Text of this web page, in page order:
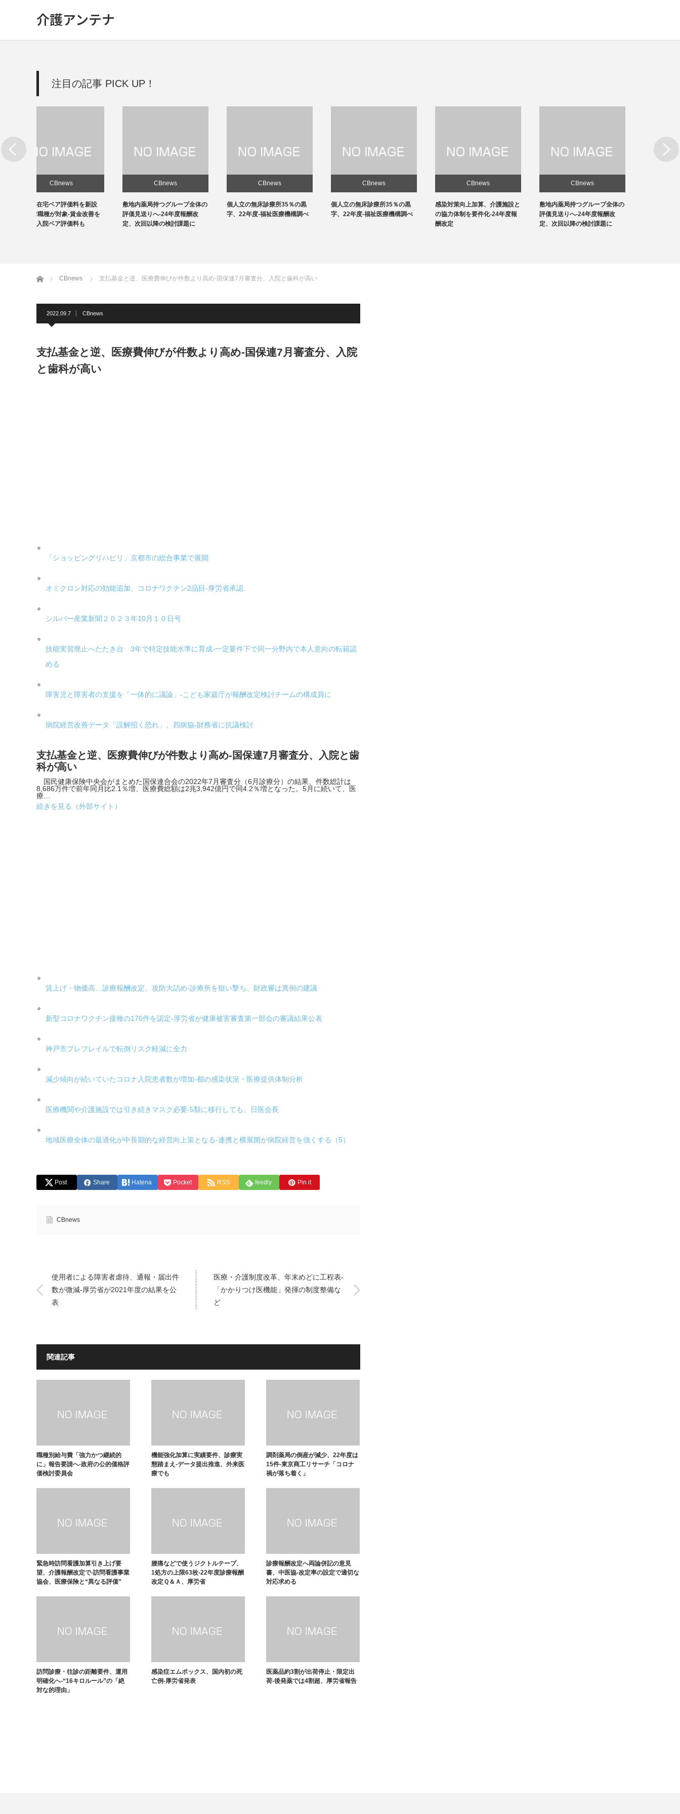
介護アンテナ
注目の記事 PICK UP！
CBnews
敷地内薬局持つグループ全体の
評価見送りへ-24年度報酬改
定、次回以降の検討課題に
CBnews
個人立の無床診療所35％の黒
字、22年度-福祉医療機構調べ
CBnews
個人立の無床診療所35％の黒
字、22年度-福祉医療機構調べ
CBnews
感染対策向上加算、介護施設と
の協力体制を要件化-24年度報
CBnews
敷地内薬局持つグループ全体の
評価見送りへ-24年度報酬改
CBnews
急性期1の在院日数、支払側
「14日以内」主張-診療側「分
化の前につぶれる」、公益裁定
Next
ホーム CBnews 支払基金と逆、医療費伸びが件数より高め-国保連7月審査分、入院と歯科が高い
2022.09.7 CBnews
支払基金と逆、医療費伸びが件数より高め-国保連7月審査分、入院
と歯科が高い
「ショッピングリハビリ」京都市の総合事業で展開
オミクロン対応の効能追加、コロナワクチン2品目-厚労省承認
シルバー産業新聞２０２３年10月１０日号
技能実習廃止へたたき台 3年で特定技能水準に育成-一定要件下で同一分野内で本人意向の転籍認
める
障害児と障害者の支援を「一体的に議論」-こども家庭庁が報酬改定検討チームの構成員に
病院経営改善データ「誤解招く恐れ」、四病協-財務省に抗議検討
支払基金と逆、医療費伸びが件数より高め-国保連7月審査分、入院と歯
科が高い
国民健康保険中央会がまとめた国保連合会の2022年7月審査分（6月診療分）の結果、件数総計は
8,686万件で前年同月比2.1％増、医療費総額は2兆3,942億円で同4.2％増となった。5月に続いて、医
療…
続きを見る（外部サイト）
賃上げ・物価高…診療報酬改定、攻防大詰め-診療所を狙い撃ち、財政審は異例の建議
新型コロナワクチン接種の176件を認定-厚労省が健康被害審査第一部会の審議結果公表
神戸市プレフレイルで転倒リスク軽減に全力
減少傾向が続いていたコロナ入院患者数が増加-都の感染状況・医療提供体制分析
医療機関や介護施設では引き続きマスク必要-5類に移行しても、日医会長
地域医療全体の最適化が中長期的な経営向上策となる-連携と横展開が病院経営を強くする（5）
Post Share Hatena Pocket RSS feedly Pin it
CBnews
使用者による障害者虐待、通報・届出件
数が微減-厚労省が2021年度の結果を公
表
医療・介護制度改革、年末めどに工程表-
「かかりつけ医機能」発揮の制度整備な
ど
関連記事
職種別給与費「強力かつ継続的
に」報告要請へ-政府の公的価格評
価検討委員会
機能強化加算に実績要件、診療実
態踏まえ-データ提出推進、外来医
療でも
調剤薬局の倒産が減少、22年度は
15件-東京商工リサーチ「コロナ
禍が落ち着く」
緊急時訪問看護加算引き上げ要
望、介護報酬改定で-訪問看護事業
協会、医療保険と“異なる評価”
腰痛などで使うジクトルテープ、
1処方の上限63枚-22年度診療報酬
改定Ｑ＆Ａ、厚労省
診療報酬改定へ両論併記の意見
書、中医協-改定率の設定で適切な
対応求める
訪問診療・往診の距離要件、運用
明確化へ-“16キロルール”の「絶
対な的理由」
感染症エムポックス、国内初の死
亡例-厚労省発表
医薬品約3割が出荷停止・限定出
荷-後発薬では4割超、厚労省報告